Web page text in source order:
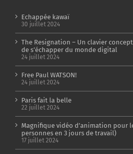
Echappée kawaï
30 juillet 2024
The Resignation – Un clavier
de s’échapper du monde digital
24 juillet 2024
Free Paul WATSON!
24 juillet 2024
Paris fait la belle
22 juillet 2024
Magnifique vidéo d’animation pour
personnes en 3 jours de travail)
17 juillet 2024